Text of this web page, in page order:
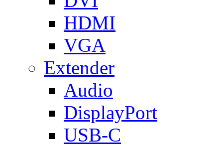
HDMI
VGA
Extender
Audio
DisplayPort
USB-C